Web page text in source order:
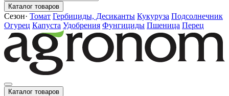
Каталог товаров
Сезон· Томат Гербициды, Десиканты Кукуруза Подсолнечник
Огурец Капуста Удобрения Фунгициды Пшеница Перец
Каталог товаров